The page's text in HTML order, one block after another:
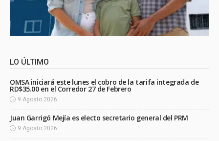
LO ÚLTIMO
OMSA iniciará este lunes el cobro de la tarifa integrada de
RD$35.00 en el Corredor 27 de Febrero
9 Agosto 2026
Juan Garrigó Mejía es electo secretario general del PRM
9 Agosto 2026